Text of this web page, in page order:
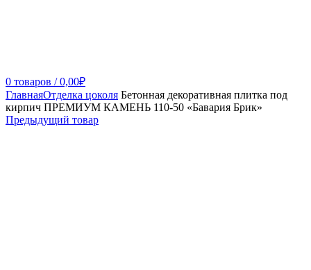
0 товаров / 0,00₽
ГлавнаяОтделка цоколя Бетонная декоративная плитка под
кирпич ПРЕМИУМ КАМЕНЬ 110-50 «Бавария Брик»
Предыдущий товар